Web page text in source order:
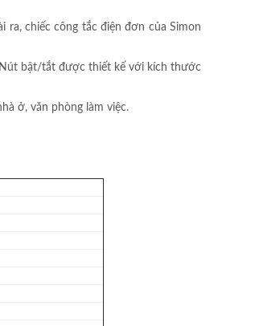
ra, chiếc công tắc điện đơn của Simon
Nút bật/tắt được thiết kế với kích thước
ở, văn phòng làm việc.